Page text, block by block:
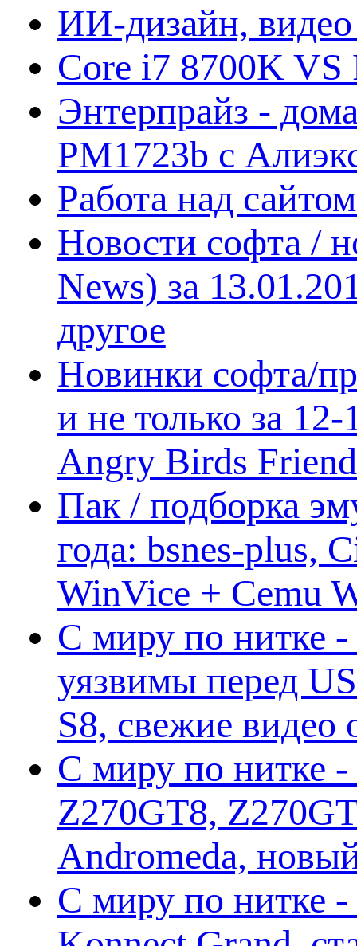
ИИ-дизайн,
Core i7 8700K VS
Энтерпрайз -
PM1723b с
Работа над
Новости софта /
News) за
другое
Новинки софта/
и не только за
Angry Birds
Пак / подборка
года: bsnes-plus,
WinVice + Cemu
С миру по нитке
уязвимы перед
S8, свежие
С миру по нитке -
Z270GT8,
Andromeda,
С миру по нитке -